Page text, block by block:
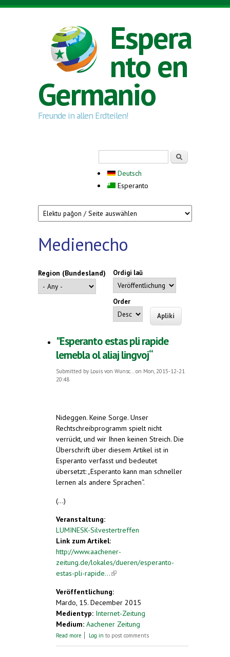
Skip to main content
Espera
nto en
Germanio
Freunde in allen Erdteilen!
Deutsch
Esperanto
Medienecho
Region (Bundesland) Ordigi laŭ
Order
"Esperanto estas pli rapide
lernebla ol aliaj lingvoj“
Submitted by Louis von Wunsc...on Mon, 2015-12-21
20:48
Nideggen. Keine Sorge. Unser
Rechtschreibprogramm spielt nicht
verrückt, und wir Ihnen keinen Streich. Die
Überschrift über diesem Artikel ist in
Esperanto verfasst und bedeutet
übersetzt: „Esperanto kann man schneller
lernen als andere Sprachen“.
(...)
Veranstaltung:
LUMINESK-Silvestertreffen
Link zum Artikel:
http://www.aachener-
zeitung.de/lokales/dueren/esperanto-
estas-pli-rapide...(link is external)
Veröffentlichung:
Mardo, 15. December 2015
Medientyp: Internet-Zeitung
Medium: Aachener Zeitung
Read more about "Esperanto estas pli rapide lernebla ol
Log in to post comments